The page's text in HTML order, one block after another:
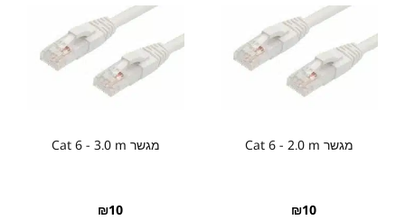
מגשר Cat 6 - 2.0 m
₪10
מגשר Cat 6 - 3.0 m
₪10